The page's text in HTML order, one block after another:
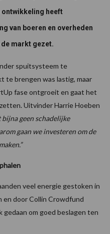
ontwikkeling heeft
van boeren en overheden
markt gezet.
spuitsysteem te
te brengen was lastig, maar
fase ontgroeit en gaat het
Uitvinder Harrie Hoeben
geen schadelijke
gaan we investeren om de
veel energie gestoken in
door Collin Crowdfund
om goed beslagen ten